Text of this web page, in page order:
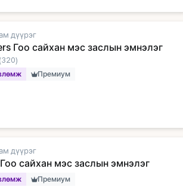
дүүрэг
Гоо сайхан мэс заслын эмнэлэг
(320)
Премиум
дүүрэг
сайхан мэс заслын эмнэлэг
Премиум